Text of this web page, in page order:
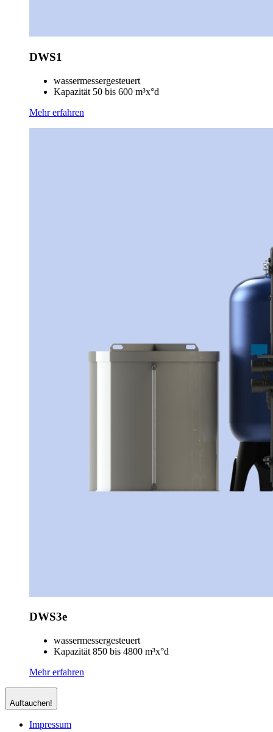
DWS1
wassermessergesteuert
Kapazität 50 bis 600 m³x°d
Mehr erfahren
DWS3e
wassermessergesteuert
Kapazität 850 bis 4800 m³x°d
Mehr erfahren
Auftauchen!
Impressum